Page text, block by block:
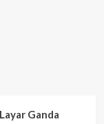
Ganda